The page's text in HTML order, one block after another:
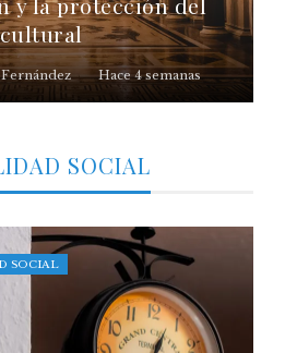
Hace 4 semanas
SOCIAL
SOCIAL